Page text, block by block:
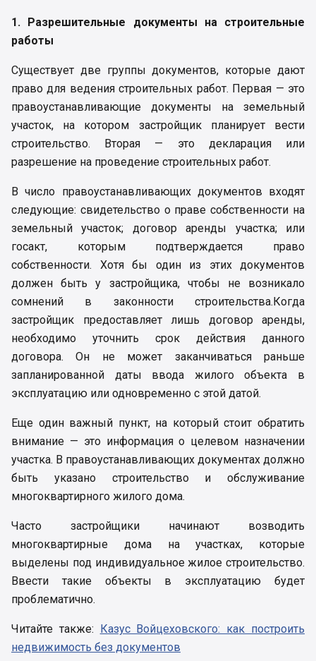
1. Разрешительные документы на строительные
работы
Существует две группы документов, которые дают
право для ведения строительных работ. Первая — это
правоустанавливающие документы на земельный
участок, на котором застройщик планирует вести
строительство. Вторая — это декларация или
разрешение на проведение строительных работ.
В число правоустанавливающих документов входят
следующие: свидетельство о праве собственности на
земельный участок; договор аренды участка; или
госакт, которым подтверждается право
собственности. Хотя бы один из этих документов
должен быть у застройщика, чтобы не возникало
сомнений в законности строительства.Когда
застройщик предоставляет лишь договор аренды,
необходимо уточнить срок действия данного
договора. Он не может заканчиваться раньше
запланированной даты ввода жилого объекта в
эксплуатацию или одновременно с этой датой.
Еще один важный пункт, на который стоит обратить
внимание — это информация о целевом назначении
участка. В правоустанавливающих документах должно
быть указано строительство и обслуживание
многоквартирного жилого дома.
Часто застройщики начинают возводить
многоквартирные дома на участках, которые
выделены под индивидуальное жилое строительство.
Ввести такие объекты в эксплуатацию будет
проблематично.
Читайте также: Казус Войцеховского: как построить
недвижимость без документов